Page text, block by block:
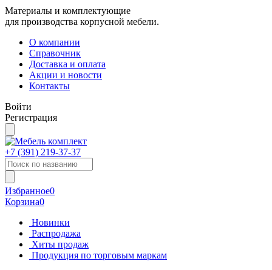
Материалы и комплектующие
для производства корпусной мебели.
О компании
Справочник
Доставка и оплата
Акции и новости
Контакты
Войти
Регистрация
+7 (391) 219-37-37
Избранное0
Корзина0
Новинки
Распродажа
Хиты продаж
Продукция по торговым маркам